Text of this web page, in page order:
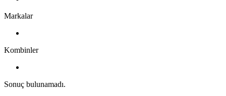
Markalar
Kombinler
Sonuç bulunamadı.